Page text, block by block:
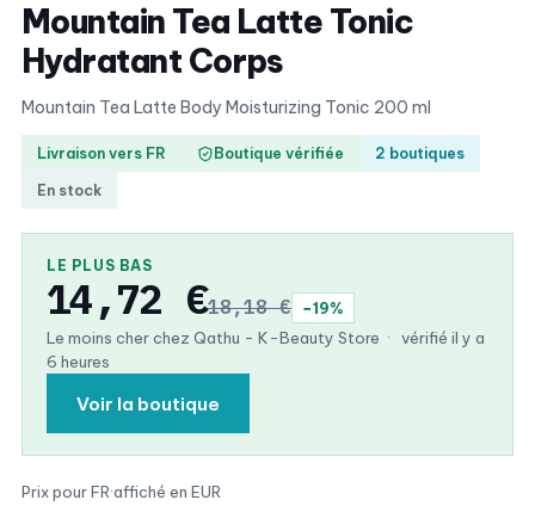
Mountain Tea Latte Tonic
Hydratant Corps
Mountain Tea Latte Body Moisturizing Tonic 200 ml
Livraison vers FR Boutique vérifiée
2 boutiques
En stock
LE PLUS BAS
14,72 €18,18 €
−19%
Le moins cher chez Qathu - K-Beauty Store ·
vérifié il y a
6 heures
Voir la boutique
Prix pour FR·affiché en EUR